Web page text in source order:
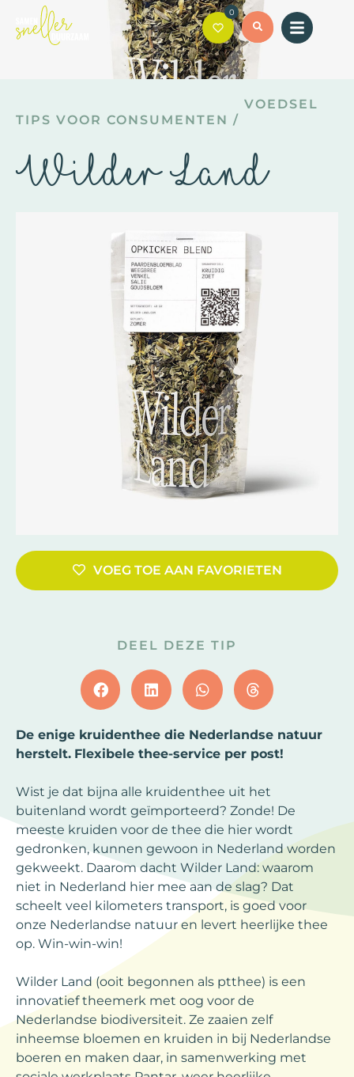
0
TIPS VOOR CONSUMENTEN /
VOEDSEL
Wilder Land
De enige kruidenthee die Nederlandse natuur
herstelt. Flexibele thee-service per post!
Wist je dat bijna alle kruidenthee uit het
buitenland wordt geïmporteerd? Zonde! De
meeste kruiden voor de thee die hier wordt
gedronken, kunnen gewoon in Nederland worden
gekweekt. Daarom dacht Wilder Land: waarom
niet in Nederland hier mee aan de slag? Dat
scheelt veel kilometers transport, is goed voor
onze Nederlandse natuur en levert heerlijke thee
op. Win-win-win!
Wilder Land (ooit begonnen als ptthee) is een
innovatief theemerk met oog voor de
Nederlandse biodiversiteit. Ze zaaien zelf
inheemse bloemen en kruiden in bij Nederlandse
boeren en maken daar, in samenwerking met
VOEG TOE AAN FAVORIETEN
DEEL DEZE TIP